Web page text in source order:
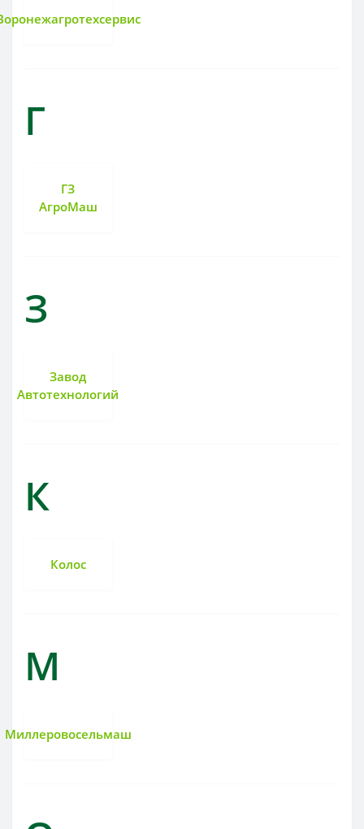
Г
ГЗ
АгроМаш
З
Завод
Автотехнологий
К
Колос
М
Миллеровосельмаш